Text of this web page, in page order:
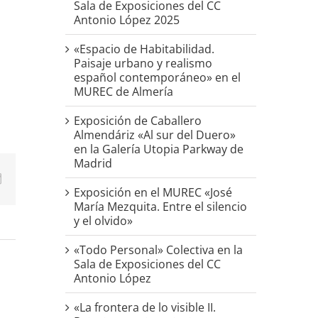
Correo
Sala de Exposiciones del CC
Antonio López 2025
«Espacio de Habitabilidad.
Paisaje urbano y realismo
español contemporáneo» en el
MUREC de Almería
Exposición de Caballero
Almendáriz «Al sur del Duero»
en la Galería Utopia Parkway de
Madrid
Exposición en el MUREC «José
María Mezquita. Entre el silencio
y el olvido»
«Todo Personal» Colectiva en la
Sala de Exposiciones del CC
Antonio López
«La frontera de lo visible II.